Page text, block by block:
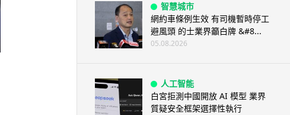
智慧城市
網約車條例生效 有司機暫時停工
避風頭 的士業界籲白牌 &#8...
05.08.2026
人工智能
白宮拒測中國開放 AI 模型 業界
質疑安全框架選擇性執行